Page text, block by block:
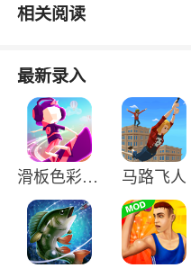
相关阅读
最新录入
滑板色彩冲浪中文版 马路飞人